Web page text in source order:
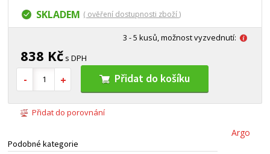
SKLADEM ( ověření dostupnosti zboží )
3 - 5 kusů, možnost vyzvednutí:
838 Kč s DPH
Přidat do košíku
Přidat do porovnání
Podobné kategorie
Argo